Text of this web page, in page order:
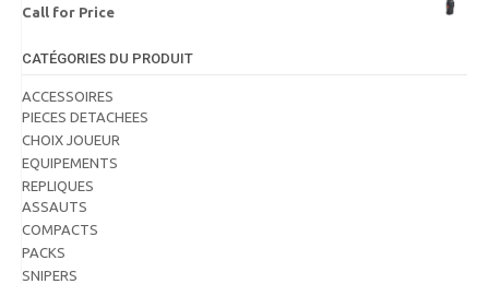
Call for Price
CATÉGORIES DU PRODUIT
ACCESSOIRES
PIECES DETACHEES
CHOIX JOUEUR
EQUIPEMENTS
REPLIQUES
ASSAUTS
COMPACTS
PACKS
SNIPERS